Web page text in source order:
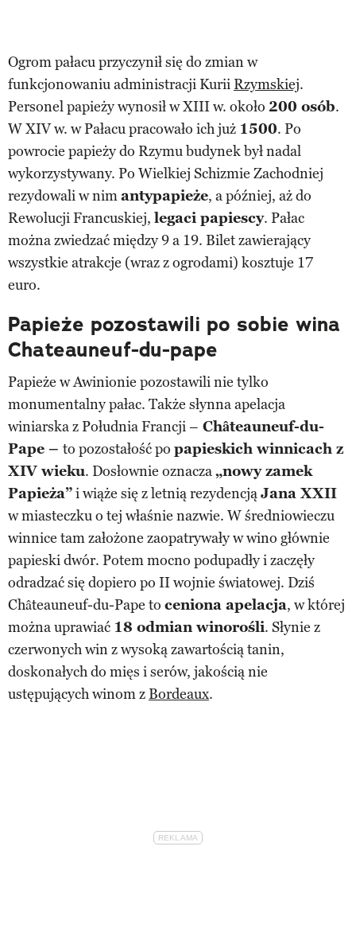
Ogrom pałacu przyczynił się do zmian w
funkcjonowaniu administracji Kurii Rzymskiej.
Personel papieży wynosił w XIII w. około 200 osób.
W XIV w. w Pałacu pracowało ich już 1500. Po
powrocie papieży do Rzymu budynek był nadal
wykorzystywany. Po Wielkiej Schizmie Zachodniej
rezydowali w nimantypapieże, a później, aż do
Rewolucji Francuskiej, legaci papiescy. Pałac
można zwiedzać między 9 a 19. Bilet zawierający
wszystkie atrakcje (wraz z ogrodami) kosztuje 17
euro.
Papieże pozostawili po sobie wina
Chateauneuf-du-pape
Papieże w Awinionie pozostawili nie tylko
monumentalny pałac. Także słynna apelacja
winiarska z Południa Francji – Châteauneuf-du-
Pape – to pozostałość po papieskich winnicach z
XIV wieku. Dosłownie oznacza„nowy zamek
Papieża”i wiąże się z letnią rezydencjąJana XXII
w miasteczku o tej właśnie nazwie. W średniowieczu
winnice tam założone zaopatrywały w wino głównie
papieski dwór. Potem mocno podupadły i zaczęły
odradzać się dopiero po II wojnie światowej. Dziś
Châteauneuf-du-Pape to ceniona apelacja, w której
można uprawiać 18 odmian winorośli. Słynie z
czerwonych win z wysoką zawartością tanin,
doskonałych do mięs i serów, jakością nie
ustępujących winom zBordeaux.